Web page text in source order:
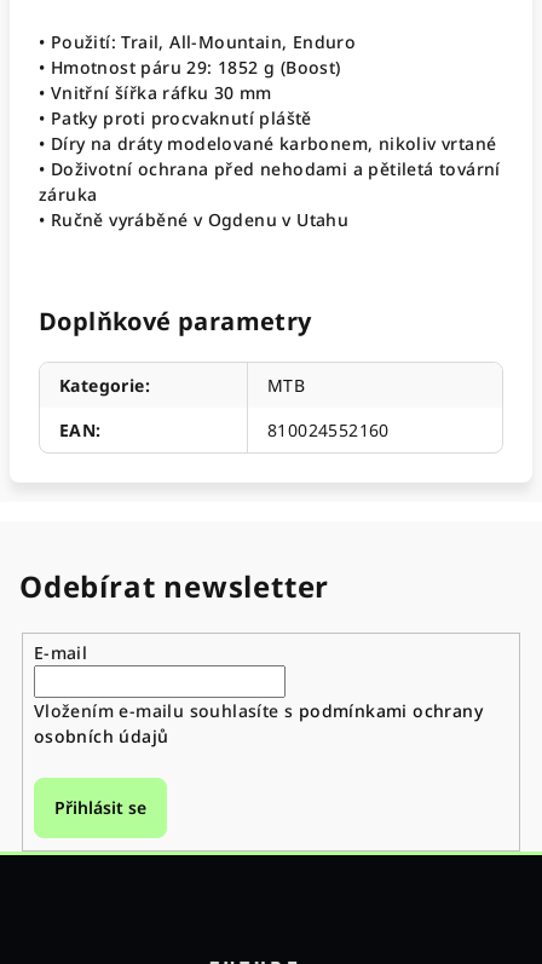
• Použití: Trail, All-Mountain, Enduro
• Hmotnost páru 29: 1852 g (Boost)
• Vnitřní šířka ráfku 30 mm
• Patky proti procvaknutí pláště
• Díry na dráty modelované karbonem, nikoliv vrtané
• Doživotní ochrana před nehodami a pětiletá tovární
záruka
• Ručně vyráběné v Ogdenu v Utahu
Doplňkové parametry
Kategorie:
MTB
EAN: 810024552160
Odebírat newsletter
E-mail
Vložením e-mailu souhlasíte s podmínkami ochrany
osobních údajů
Přihlásit se